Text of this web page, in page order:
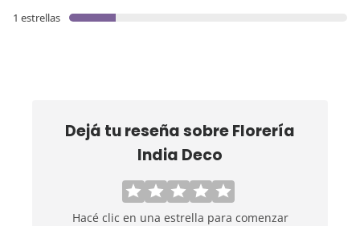
1 estrellas
Dejá tu reseña sobreFlorería
India Deco
Hacé clic en una estrella para comenzar